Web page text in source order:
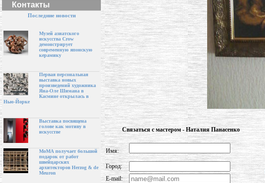
Контакты
Последние новости
Музей азиатского
искусства Crow
демонстрирует
современную японскую
керамику
Первая персональная
выставка новых
произведений художника
Яна-Оле Шимана в
Касмине открылась в
Нью-Йорке
Выставка посвящена
голове как мотиву в
искусстве
МоМА получает большой
подарок от работ
швейцарских
архитекторов Herzog & de
Meuron
Связаться с мастером - Наталия Панасенко
Имя:
Город:
E-mail: